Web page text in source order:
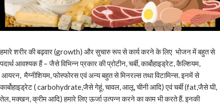
हमारे शरीर की बढ़वार (growth) और सुचारु रूप से कार्य करने के लिए भोजन में बहुत से
पदार्थ आवश्यक हैं – जैसे विभिन्न प्रकार की प्रोटीन, चर्बी, कार्बोहाइड्रेट, कैल्शियम,
आयरन, मैग्नीशियम, फोस्फोरस एवं अन्य बहुत से मिनरल्स तथा विटामिन्स. इनमें से
कार्बोहाइड्रेट ( carbohydrate,जैसे गेहूं, चावल, आलू, चीनी आदि) एवं चर्बी (fat,जैसे घी,
तेल, मक्खन, क्रीम आदि) हमारे लिए ऊर्जा उत्पन्न करने का काम भी करते हैं. इनकी